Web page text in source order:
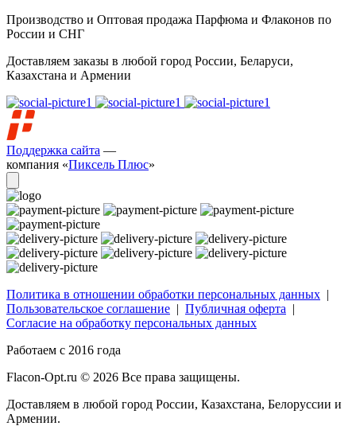
Производство и Оптовая продажа Парфюма и Флаконов по
России и СНГ
Доставляем заказы в любой город России, Беларуси,
Казахстана и Армении
Поддержка сайта —
компания «Пиксель Плюс»
Политика в отношении обработки персональных данных |
Пользовательское соглашение | Публичная оферта |
Согласие на обработку персональных данных
Работаем с 2016 года
Flacon-Opt.ru © 2026 Все права защищены.
Доставляем в любой город России, Казахстана, Белоруссии и
Армении.